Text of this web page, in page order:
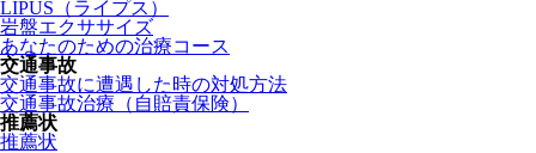
LIPUS（ライプス）
岩盤エクササイズ
あなたのための治療コース
交通事故
交通事故に遭遇した時の対処方法
交通事故治療（自賠責保険）
推薦状
推薦状